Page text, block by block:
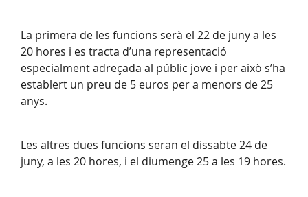
La primera de les funcions serà el 22 de juny a les
20 hores i es tracta d’una representació
especialment adreçada al públic jove i per això s’ha
establert un preu de 5 euros per a menors de 25
anys.
Les altres dues funcions seran el dissabte 24 de
juny, a les 20 hores, i el diumenge 25 a les 19 hores.